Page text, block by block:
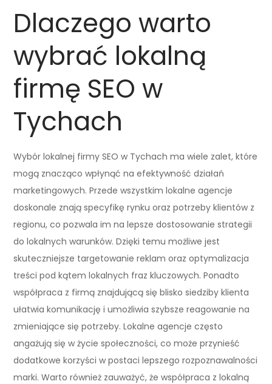
Dlaczego warto
wybrać lokalną
firmę SEO w
Tychach
Wybór lokalnej firmy SEO w Tychach ma wiele zalet, które
mogą znacząco wpłynąć na efektywność działań
marketingowych. Przede wszystkim lokalne agencje
doskonale znają specyfikę rynku oraz potrzeby klientów z
regionu, co pozwala im na lepsze dostosowanie strategii
do lokalnych warunków. Dzięki temu możliwe jest
skuteczniejsze targetowanie reklam oraz optymalizacja
treści pod kątem lokalnych fraz kluczowych. Ponadto
współpraca z firmą znajdującą się blisko siedziby klienta
ułatwia komunikację i umożliwia szybsze reagowanie na
zmieniające się potrzeby. Lokalne agencje często
angażują się w życie społeczności, co może przynieść
dodatkowe korzyści w postaci lepszego rozpoznawalności
marki. Warto również zauważyć, że współpraca z lokalną